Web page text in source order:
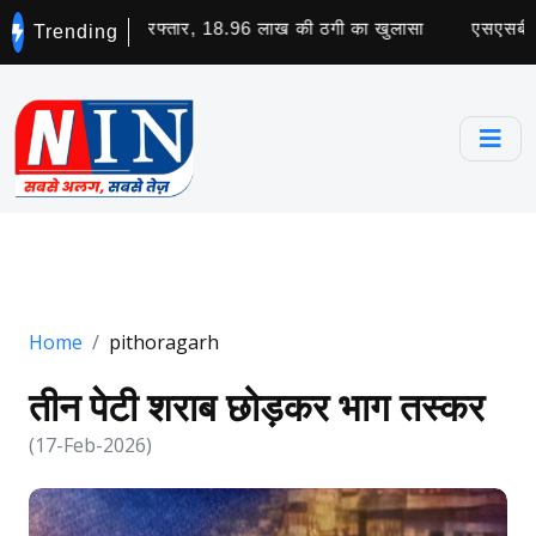
Trending
मास्टरमाइंड गिरफ्तार, 18.96 लाख की ठगी का खुलासा एसएसबी
Home pithoragarh
तीन पेटी शराब छोड़कर भाग तस्कर
(17-Feb-2026)